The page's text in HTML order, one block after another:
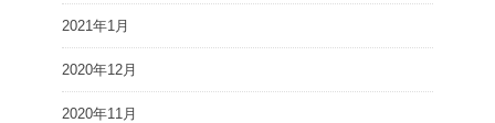
2021年1月
2020年12月
2020年11月